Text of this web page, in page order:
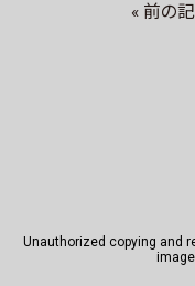
« 前の
Unauthorized copying and